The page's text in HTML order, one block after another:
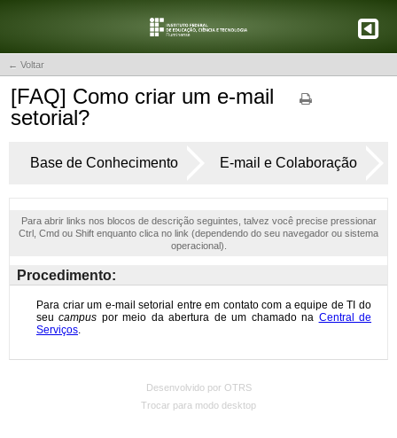
← Voltar
[FAQ] Como criar um e-mail
setorial?
Base de Conhecimento E-mail e Colaboração
Para abrir links nos blocos de descrição seguintes, talvez você precise pressionar
Ctrl, Cmd ou Shift enquanto clica no link (dependendo do seu navegador ou sistema
operacional).
Procedimento:
Desenvolvido por OTRS
Trocar para modo desktop